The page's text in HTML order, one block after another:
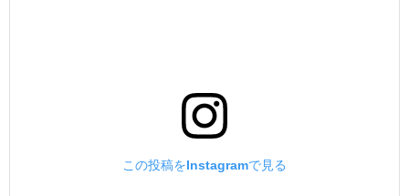
この投稿をInstagramで見る